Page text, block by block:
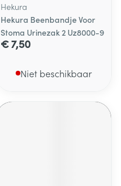
Hekura
Hekura Beenbandje Voor
Stoma Urinezak 2 Uz8000-9
€ 7,50
Niet beschikbaar